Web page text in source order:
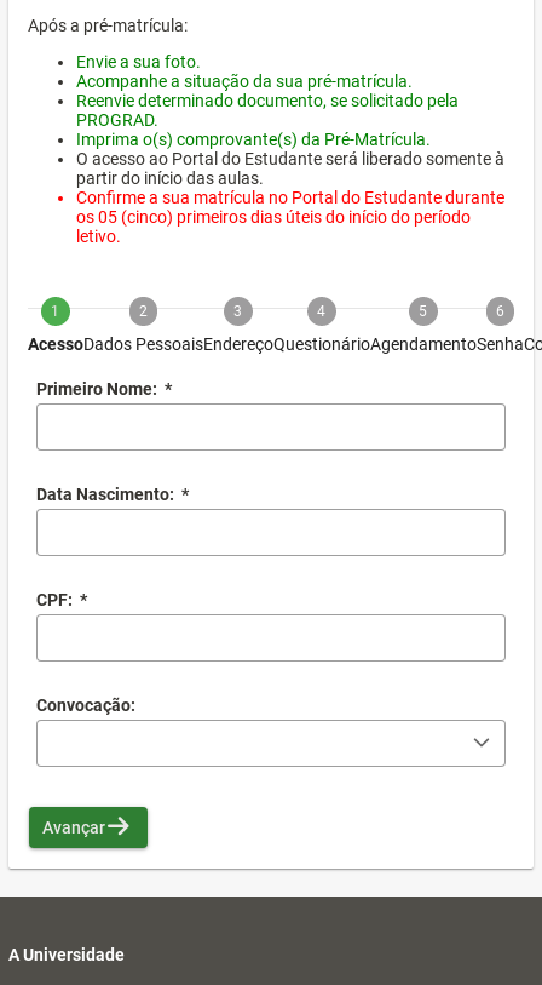
Após a pré-matrícula:
Envie a sua foto.
Acompanhe a situação da sua pré-matrícula.
Reenvie determinado documento, se solicitado pela
PROGRAD.
Imprima o(s) comprovante(s) da Pré-Matrícula.
O acesso ao Portal do Estudante será liberado somente à
partir do início das aulas.
Confirme a sua matrícula no Portal do Estudante durante
os 05 (cinco) primeiros dias úteis do início do período
letivo.
1
Acesso
2
Dados Pessoais
3
Endereço
4
Questionário
5
Agendamento
6
Senha
Primeiro Nome: *
Data Nascimento: *
CPF: *
Convocação:
Avançar
A Universidade